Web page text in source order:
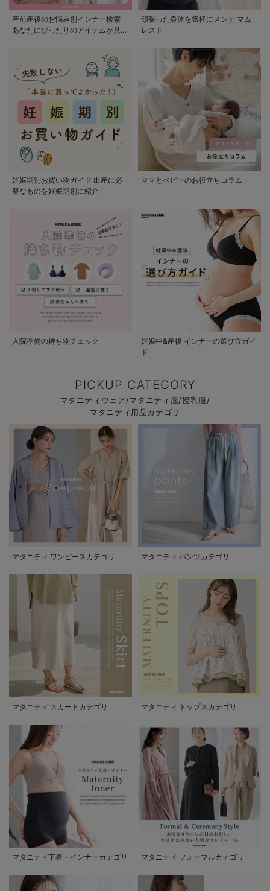
産前産後のお悩み別インナー検索
あなたにぴったりのアイテムが見つ
頑張った身体を気軽にメンテ マム
レスト
妊娠期別お買い物ガイド 出産に必
要なものを妊娠期別に紹介
ママとベビーのお役立ちコラム
入院準備の持ち物チェック
妊娠中&産後 インナーの選び方ガイ
ド
PICKUP CATEGORY
マタニティウェア/マタニティ服/授乳服/
マタニティ用品カテゴリ
マタニティ ワンピースカテゴリ マタニティ パンツカテゴリ
マタニティ スカートカテゴリ マタニティ トップスカテゴリ
マタニティ下着・インナーカテゴリ マタニティ フォーマルカテゴリ